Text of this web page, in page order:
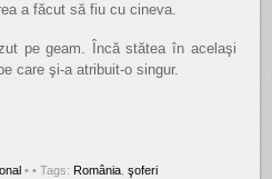
a făcut să fiu cu cineva.
pe geam. Încă stătea în acelaşi
care şi-a atribuit-o singur.
• • Tags: România ,şoferi